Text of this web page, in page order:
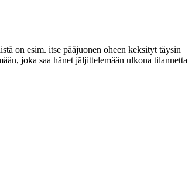
on esim. itse pääjuonen oheen keksityt täysin
joka saa hänet jäljittelemään ulkona tilannetta